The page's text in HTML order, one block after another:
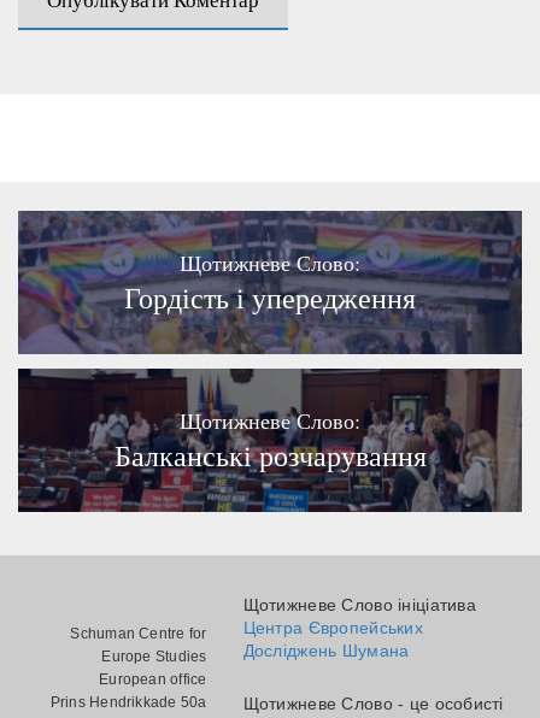
Щотижневе Слово:
Гордість і упередження
Щотижневе Слово:
Балканські розчарування
Schuman Centre for
Europe Studies
European office
Prins Hendrikkade 50a
Щотижневе Слово ініціатива
Центра Європейських
Досліджень Шумана
Щотижневе Слово - це особисті